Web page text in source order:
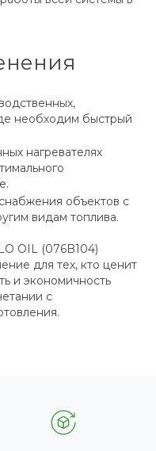
необходим быстрый
нагревателях
объектов с
видам топлива.
OIL (076B104)
для тех, кто ценит
и экономичность
с